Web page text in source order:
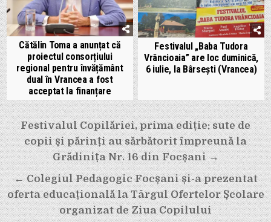
Cătălin Toma a anunțat că
proiectul consorțiului
regional pentru învățământ
dual în Vrancea a fost
acceptat la finanțare
Festivalul „Baba Tudora
Vrâncioaia” are loc duminică,
6 iulie, la Bârsești (Vrancea)
Navigare
în
articole
Festivalul Copilăriei, prima ediție: sute de
copii și părinți au sărbătorit împreună la
Grădinița Nr. 16 din Focșani →
← Colegiul Pedagogic Focșani și-a prezentat
oferta educațională la Târgul Ofertelor Școlare
organizat de Ziua Copilului